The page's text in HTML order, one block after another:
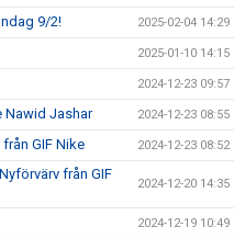
9/2! 2025-02-04 14:29
2025-01-10 14:15
2024-12-23 09:57
Nawid Jashar 2024-12-23 08:55
GIF Nike 2024-12-23 08:52
från GIF
2024-12-20 14:35
2024-12-19 10:49